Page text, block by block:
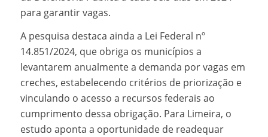
para garantir vagas.
A pesquisa destaca ainda a Lei Federal nº
14.851/2024, que obriga os municípios a
levantarem anualmente a demanda por vagas em
creches, estabelecendo critérios de priorização e
vinculando o acesso a recursos federais ao
cumprimento dessa obrigação. Para Limeira, o
estudo aponta a oportunidade de readequar